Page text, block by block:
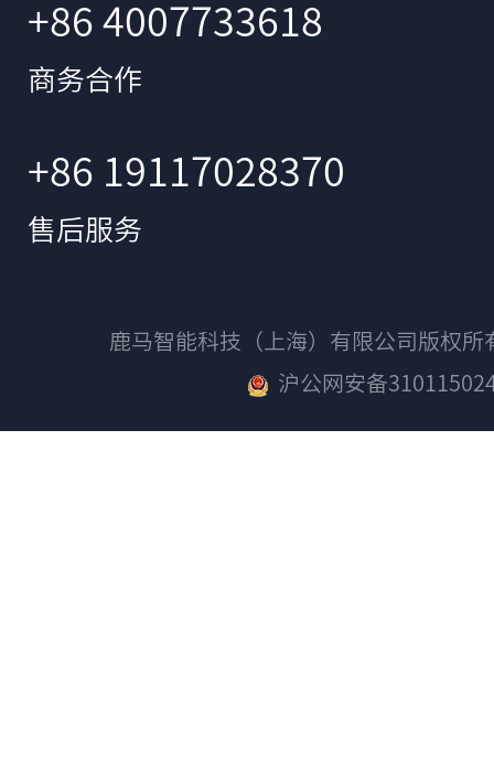
+86 4007733618
商务合作
+86 19117028370
售后服务
鹿马智能科技（上海）有限公司版权
沪公网安备